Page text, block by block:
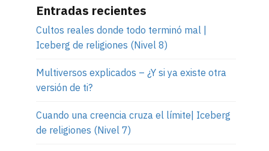
Entradas recientes
Cultos reales donde todo terminó mal |
Iceberg de religiones (Nivel 8)
Multiversos explicados – ¿Y si ya existe otra
versión de ti?
Cuando una creencia cruza el límite| Iceberg
de religiones (Nivel 7)